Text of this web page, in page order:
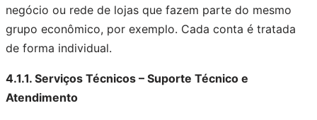
negócio ou rede de lojas que fazem parte do mesmo
grupo econômico, por exemplo. Cada conta é tratada
de forma individual.
4.1.1. Serviços Técnicos – Suporte Técnico e
Atendimento